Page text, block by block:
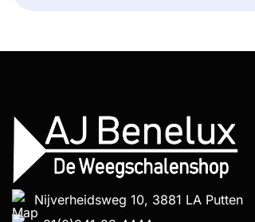
Nijverheidsweg 10, 3881 LA Putten